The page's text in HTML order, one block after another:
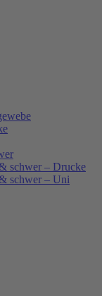
schwer – Drucke
schwer – Uni